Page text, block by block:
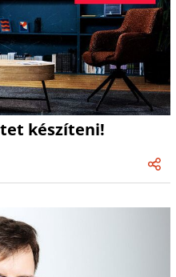
készíteni!